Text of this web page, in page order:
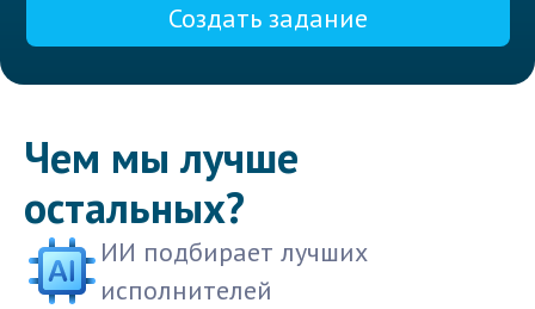
Создать задание
Чем мы лучше
остальных?
ИИ подбирает лучших
исполнителей